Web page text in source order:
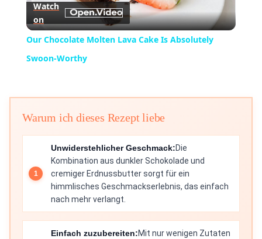
Video
Watch
on
Our Chocolate Molten Lava Cake Is Absolutely
Swoon-Worthy
Warum ich dieses Rezept liebe
Unwiderstehlicher Geschmack:Die
Kombination aus dunkler Schokolade und
cremiger Erdnussbutter sorgt für ein
himmlisches Geschmackserlebnis, das einfach
nach mehr verlangt.
Einfach zuzubereiten:Mit nur wenigen Zutaten